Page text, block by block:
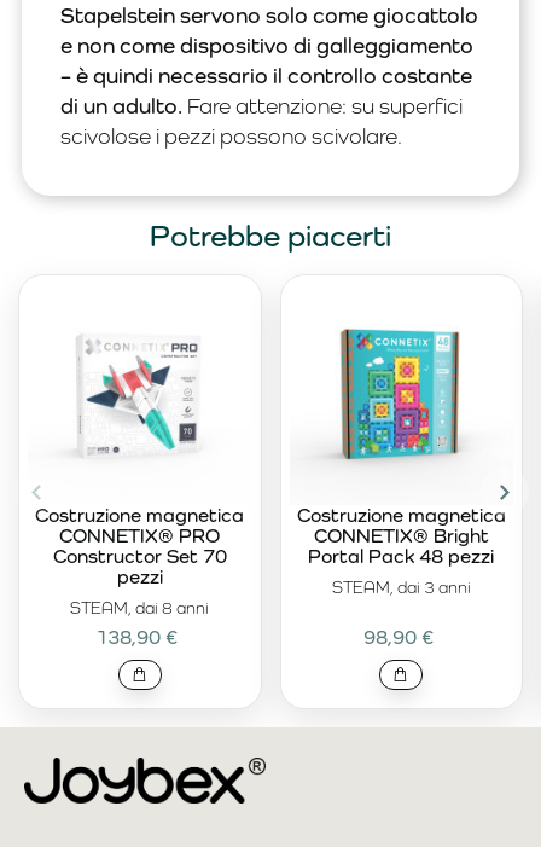
Stapelstein servono solo come giocattolo
e non come dispositivo di galleggiamento
– è quindi necessario il controllo costante
di un adulto. Fare attenzione: su superfici
scivolose i pezzi possono scivolare.
Potrebbe piacerti
STEAM, dai 8 anni
Costruzione magnetica
CONNETIX® PRO
Constructor Set 70
pezzi
138,90 €
STEAM, dai 3 anni
Costruzione magnetica
CONNETIX® Bright
Portal Pack 48 pezzi
98,90 €